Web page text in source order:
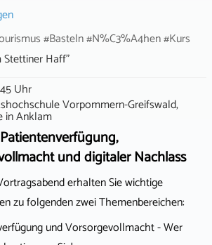
#Basteln #N%C3%A4hen #Kurs
Haff"
Uhr
Vorpommern-Greifswald,
inAnklam
und digitaler Nachlass
erhalten Sie wichtige
zu folgenden zwei Themenbereichen:
und Vorsorgevollmacht - Wer